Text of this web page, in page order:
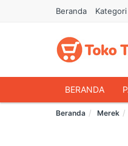
Beranda Kategori
BERANDA
HANDPHONE &
Beranda Merek